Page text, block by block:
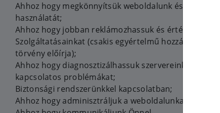
Ahhoz hogy megkönnyítsük weboldalunk és
használatát;
Ahhoz hogy jobban reklámozhassuk és
Szolgáltatásainkat (csakis egyértelmű hozzájárulás
törvény előírja);
Ahhoz hogy diagnosztizálhassuk szervereinkkel és
kapcsolatos problémákat;
Biztonsági rendszerünkkel kapcsolatban;
Ahhoz hogy adminisztráljuk a weboldalunkat